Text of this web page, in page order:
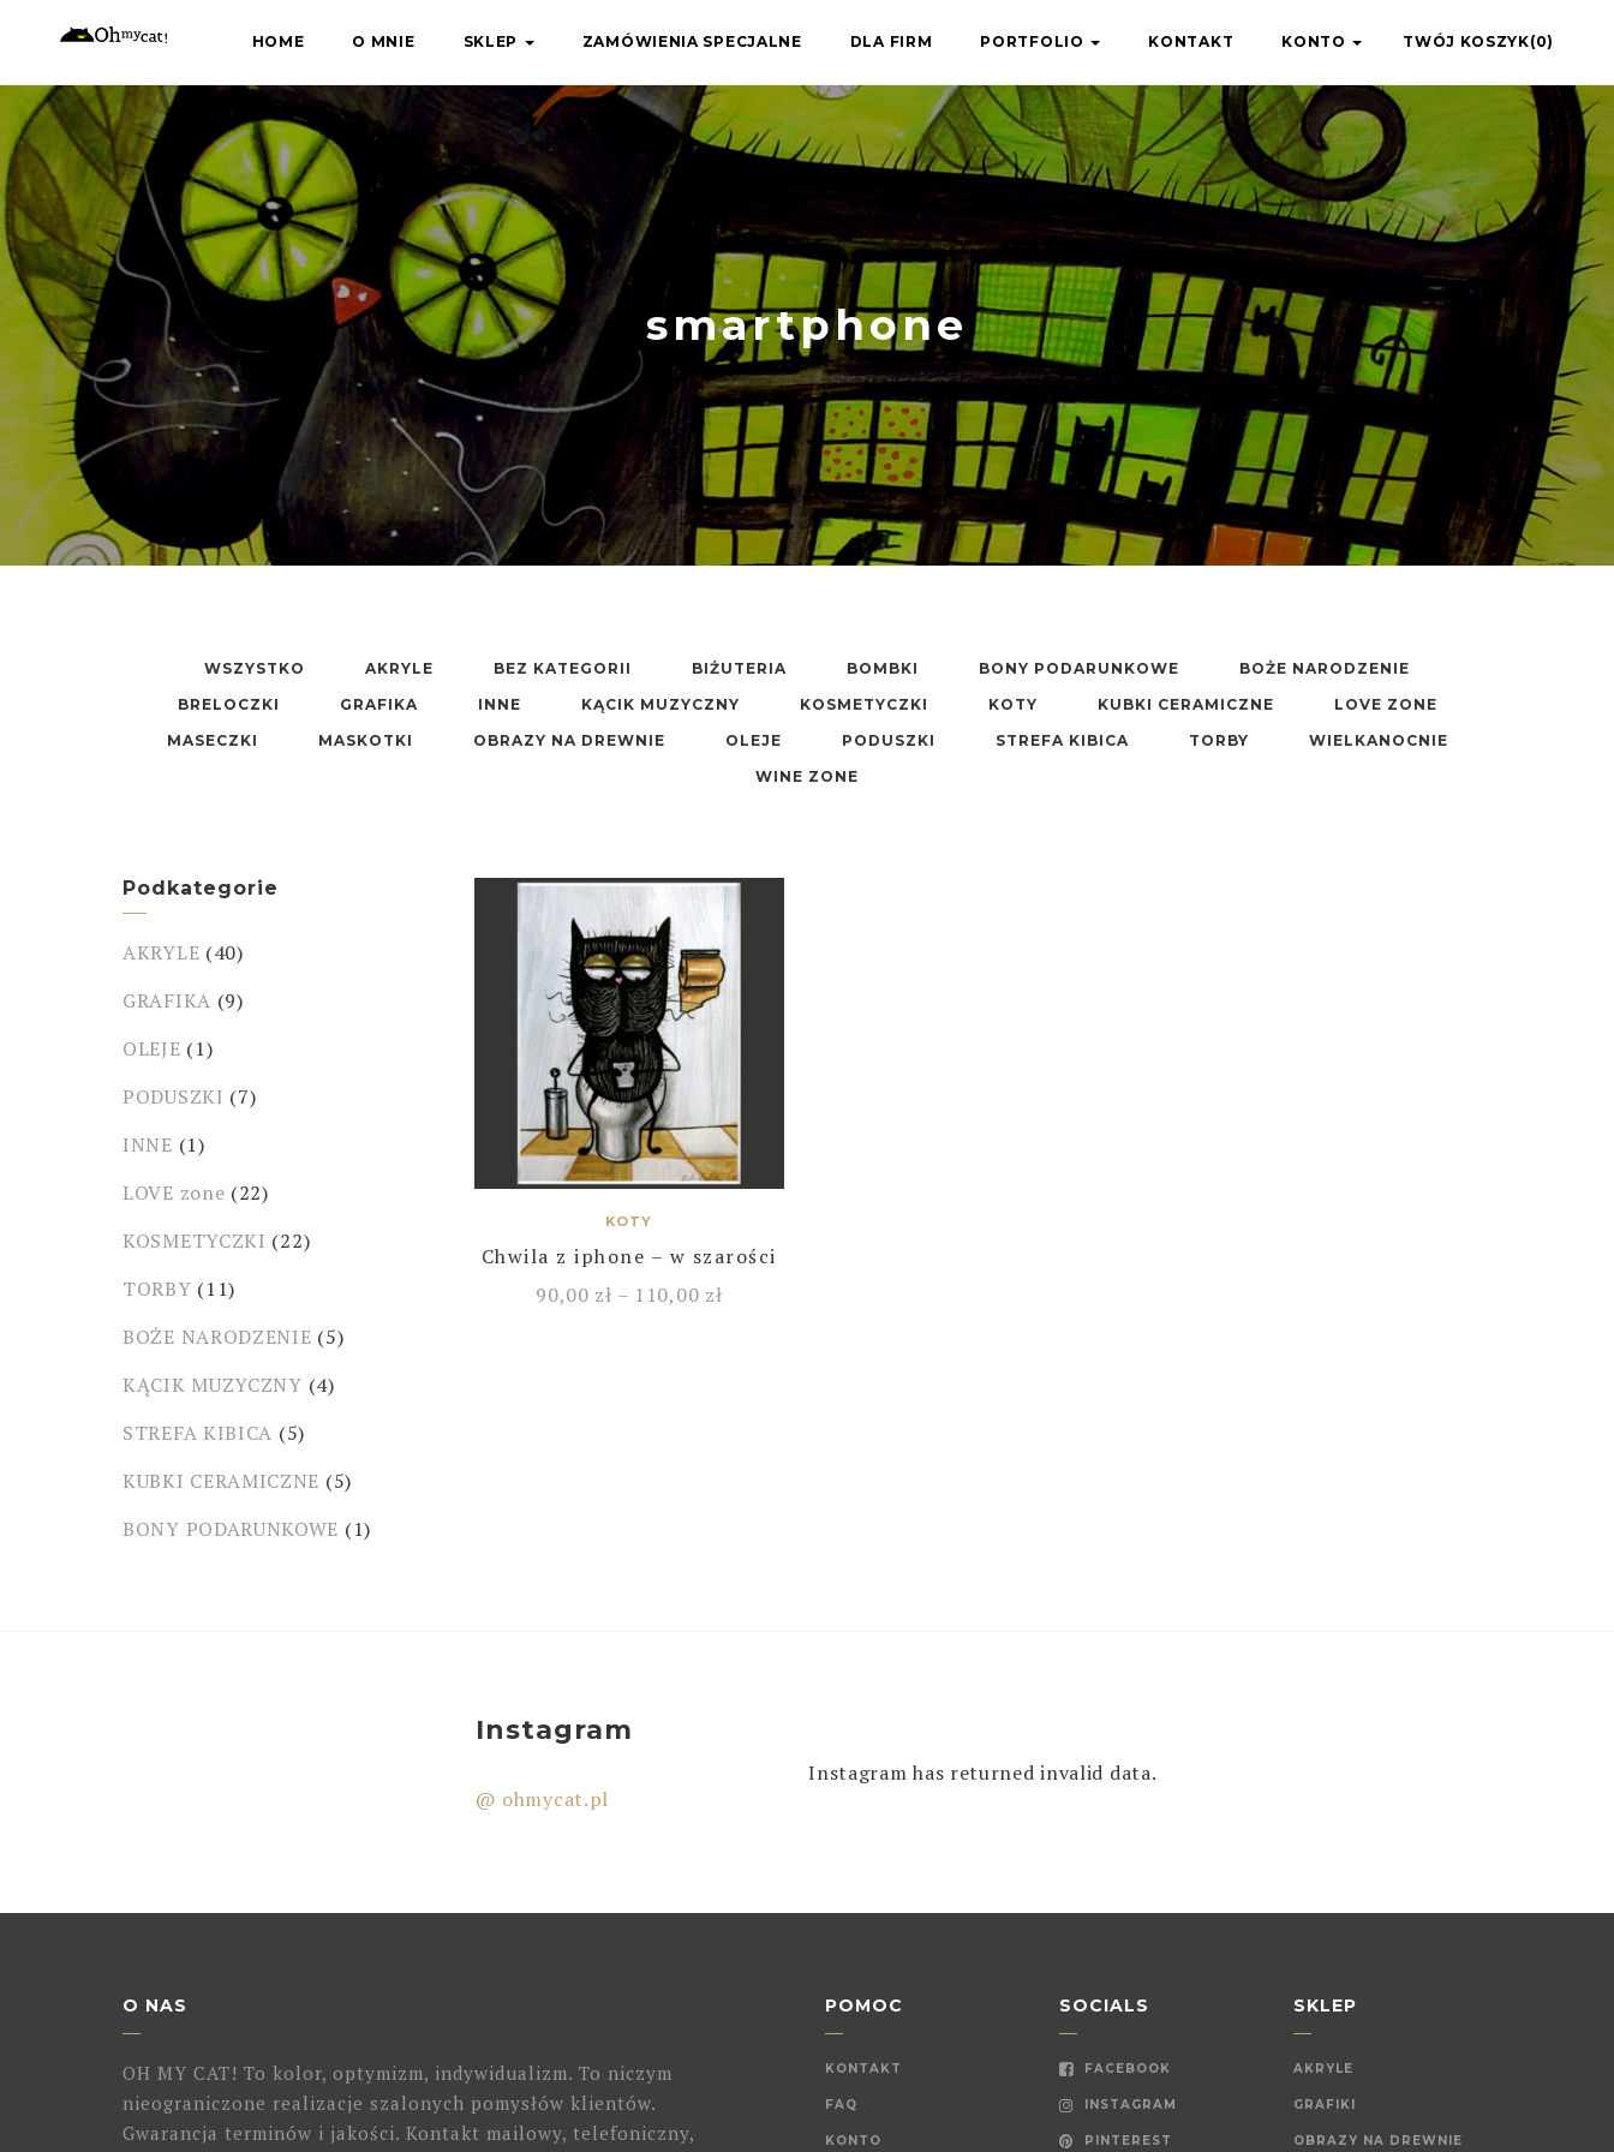
content
HOME O MNIE SKLEP ZAMÓWIENIA SPECJALNE DLA FIRM PORTFOLIO KONTAKT KONTO TWÓJ KOSZYK(0)
smartphone
WSZYSTKO AKRYLE BEZ KATEGORII BIŻUTERIA BOMBKI BONY PODARUNKOWE
BOŻE NARODZENIE
BRELOCZKI
GRAFIKA INNE KĄCIK MUZYCZNY KOSMETYCZKI KOTY KUBKI CERAMICZNE
LOVE ZONE
MASECZKI
MASKOTKI OBRAZY NA DREWNIE OLEJE PODUSZKI STREFA KIBICA TORBY
WIELKANOCNIE
WINE ZONE
KOTY
Chwila z iphone – w szarości
90,00 zł – 110,00 zł
Podkategorie
AKRYLE (40)
GRAFIKA (9)
OLEJE (1)
PODUSZKI (7)
INNE (1)
LOVE zone (22)
KOSMETYCZKI (22)
TORBY (11)
BOŻE NARODZENIE (5)
KĄCIK MUZYCZNY (4)
STREFA KIBICA (5)
KUBKI CERAMICZNE (5)
BONY PODARUNKOWE (1)
Instagram
@ ohmycat.pl
Instagram has returned invalid data.
O NAS
OH MY CAT! To kolor, optymizm, indywidualizm. To niczym
nieograniczone realizacje szalonych pomysłów klientów.
Gwarancja terminów i jakości. Kontakt mailowy, telefoniczny,
POMOC
KONTAKT
FAQ
KONTO
SOCIALS
FACEBOOK
INSTAGRAM
PINTEREST
SKLEP
AKRYLE
GRAFIKI
OBRAZY NA DREWNIE